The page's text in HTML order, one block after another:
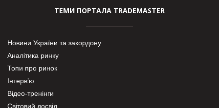
ТЕМИ ПОРТАЛА TRADEMASTER
Новини України та закордону
Аналітика ринку
Топи про ринок
Інтерв’ю
Відео-тренінги
Світовий досвід